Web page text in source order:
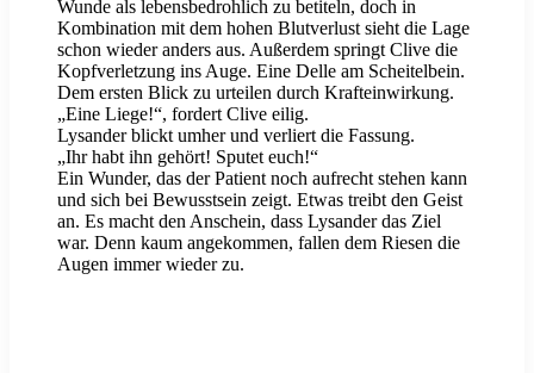
Wunde als lebensbedrohlich zu betiteln, doch in
Kombination mit dem hohen Blutverlust sieht die Lage
schon wieder anders aus. Außerdem springt Clive die
Kopfverletzung ins Auge. Eine Delle am Scheitelbein.
Dem ersten Blick zu urteilen durch Krafteinwirkung.
„Eine Liege!“, fordert Clive eilig.
Lysander blickt umher und verliert die Fassung.
„Ihr habt ihn gehört! Sputet euch!“
Ein Wunder, das der Patient noch aufrecht stehen kann
und sich bei Bewusstsein zeigt. Etwas treibt den Geist
an. Es macht den Anschein, dass Lysander das Ziel
war. Denn kaum angekommen, fallen dem Riesen die
Augen immer wieder zu.